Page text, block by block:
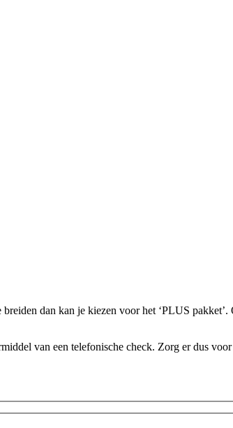
dan kan je kiezen voor het ‘PLUS pakket’.
van een telefonische check. Zorg er dus